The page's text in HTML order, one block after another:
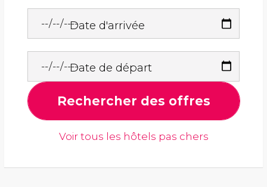
Date d'arrivée
Date de départ
Rechercher des offres
Voir tous les hôtels pas chers